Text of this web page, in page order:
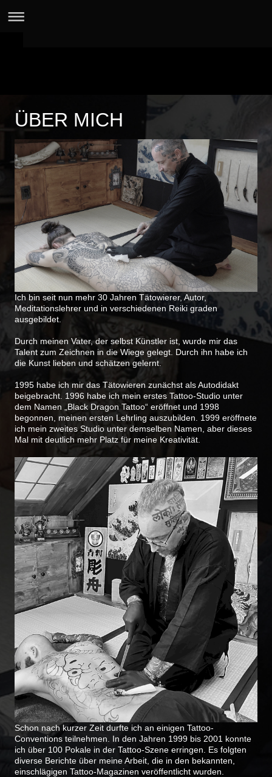
ÜBER MICH
Ich bin seit nun mehr 30 Jahren Tätowierer, Autor,
Meditationslehrer und in verschiedenen Reiki graden
ausgebildet.
Durch meinen Vater, der selbst Künstler ist, wurde mir das
Talent zum Zeichnen in die Wiege gelegt. Durch ihn habe ich
die Kunst lieben und schätzen gelernt.
1995 habe ich mir das Tätowieren zunächst als Autodidakt
beigebracht. 1996 habe ich mein erstes Tattoo-Studio unter
dem Namen „Black Dragon Tattoo“ eröffnet und 1998
begonnen, meinen ersten Lehrling auszubilden. 1999 eröffnete
ich mein zweites Studio unter demselben Namen, aber dieses
Mal mit deutlich mehr Platz für meine Kreativität.
Schon nach kurzer Zeit durfte ich an einigen Tattoo-
Conventions teilnehmen. In den Jahren 1999 bis 2001 konnte
ich über 100 Pokale in der Tattoo-Szene erringen. Es folgten
diverse Berichte über meine Arbeit, die in den bekannten,
einschlägigen Tattoo-Magazinen veröffentlicht wurden.